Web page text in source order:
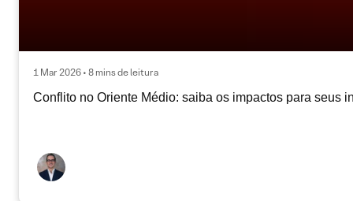
1 Mar 2026 • 8 mins de leitura
Conflito no Oriente Médio: saiba os impactos para seus